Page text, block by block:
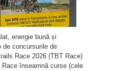
energie bună și
de concursurile de
Race 2026 (TBT Race)
înseamnă curse (cele